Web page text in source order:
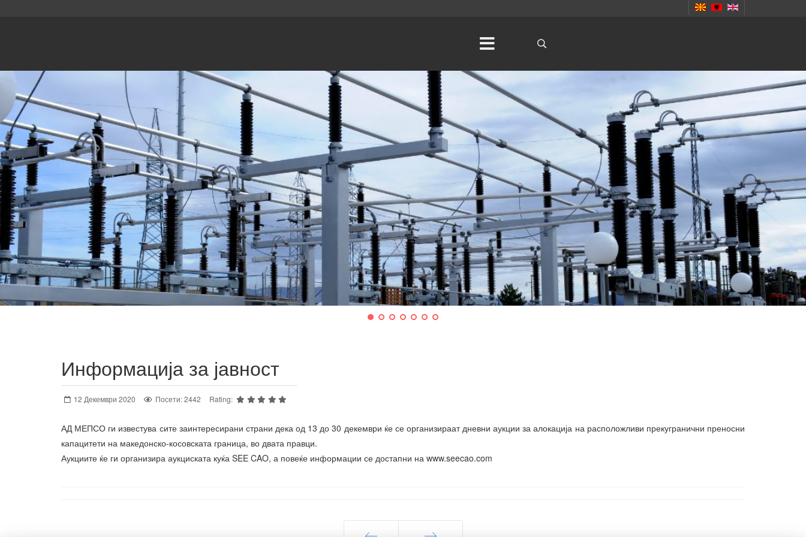
Информација за јавност
12 Декември 2020 Посети: 2442 Rating:
АД МЕПСО ги известува сите заинтересирани страни дека од 13 до 30 декември ќе се организираат дневни аукции за алокација на расположливи прекугранични преносни
капацитети на македонско-косовската граница, во двата правци.
Аукциите ќе ги организира аукциската куќа SEE CAO, а повеќе информации се достапни на www.seecao.com